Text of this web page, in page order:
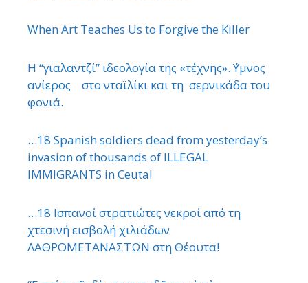
When Art Teaches Us to Forgive the Killer
Η “γιαλαντζί” ιδεολογία της «τέχνης». ΄Υμνος
ανίερος στο νταϊλίκι και τη σερνικάδα του
φονιά.
…18 Spanish soldiers dead from yesterday’s
invasion of thousands of ILLEGAL
IMMIGRANTS in Ceuta!
…18 Ισπανοί στρατιώτες νεκροί από τη
χτεσινή εισβολή χιλιάδων
ΛΑΘΡΟΜΕΤΑΝΑΣΤΩΝ στη Θέουτα!